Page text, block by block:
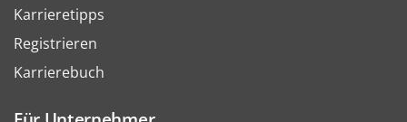
Karrieretipps
Registrieren
Karrierebuch